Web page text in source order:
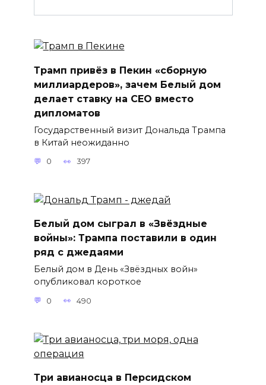
Трамп привёз в Пекин «сборную
миллиардеров», зачем Белый дом
делает ставку на CEO вместо
дипломатов
Государственный визит Дональда Трампа
в Китай неожиданно
0 397
Белый дом сыграл в «Звёздные
войны»: Трампа поставили в один
ряд с джедаями
Белый дом в День «Звёздных войн»
опубликовал короткое
0 490
Три авианосца в Персидском